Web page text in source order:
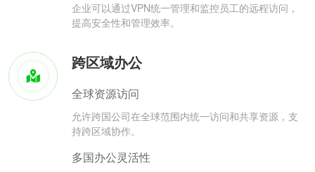
企业可以通过VPN统一管理和监控员工的远程访问，
提高安全性和管理效率。
跨区域办公
全球资源访问
允许跨国公司在全球范围内统一访问和共享资源，支
持跨区域协作。
多国办公灵活性